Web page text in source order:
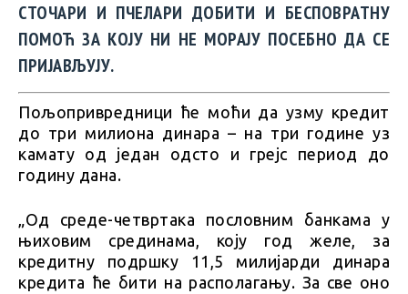
СТОЧАРИ И ПЧЕЛАРИ ДОБИТИ И БЕСПОВРАТНУ
ПОМОЋ ЗА КОЈУ НИ НЕ МОРАЈУ ПОСЕБНО ДА СЕ
ПРИЈАВЉУЈУ.
Пољопривредници ће моћи да узму кредит
до три милиона динара – на три године уз
камату од један одсто и грејс период до
годину дана.
„Од среде-четвртака пословним банкама у
њиховим срединама, коју год желе, за
кредитну подршку 11,5 милијарди динара
кредита ће бити на располагању. За све оно